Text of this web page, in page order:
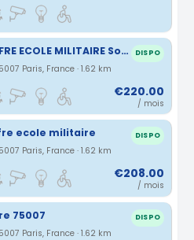
Parking JOFFRE ECOLE MILITAIRE Sous sol -3 DISPO
Paris, France · 1.62 km
€220.00
/ mois
ecole militaire DISPO
Paris, France · 1.62 km
€208.00
/ mois
75007 DISPO
Paris, France · 1.62 km